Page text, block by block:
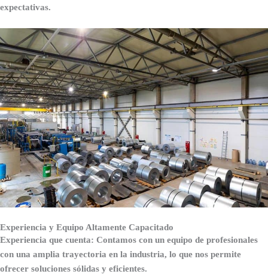
expectativas.
Experiencia y Equipo Altamente Capacitado
Experiencia que cuenta: Contamos con un equipo de profesionales
con una amplia trayectoria en la industria, lo que nos permite
ofrecer soluciones sólidas y eficientes.